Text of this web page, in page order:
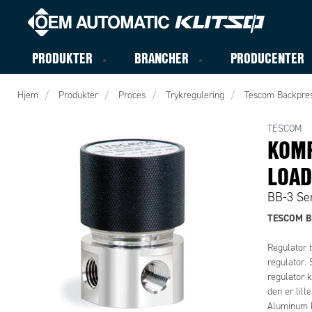
PRODUKTER BRANCHER PRODUCENTER
Hjem Produkter Proces Trykregulering Tescom
TESCOM
BB-3
TESCOM
Regulator
regulator.
regulator
den er lille
Aluminum